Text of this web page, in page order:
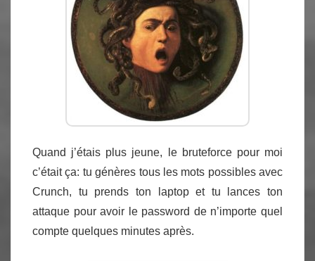
Quand j’étais plus jeune, le bruteforce pour moi
c’était ça: tu génères tous les mots possibles avec
Crunch, tu prends ton laptop et tu lances ton
attaque pour avoir le password de n’importe quel
compte quelques minutes après.